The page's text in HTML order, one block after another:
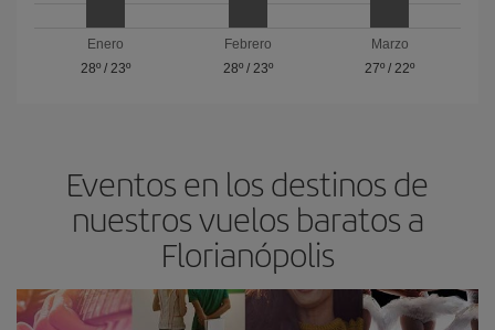
Enero
28º/ 23º
Febrero
28º/ 23º
Marzo
27º / 22º
Eventos en los destinos de
nuestros vuelos baratos a
Florianópolis